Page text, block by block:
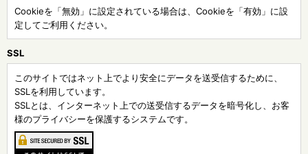
Cookieを「無効」に設定されている場合は、Cookieを「有効」に設
定してご利用ください。
SSL
このサイトではネット上でより安全にデータを送受信するために、
SSLを利用しています。
SSLとは、インターネット上での送受信するデータを暗号化し、お客
様のプライバシーを保護するシステムです。